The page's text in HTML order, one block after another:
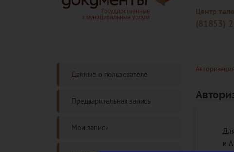
Центр
(81853)
Данные о пользователе
Предварительная запись
Мои записи
Авторизация
и